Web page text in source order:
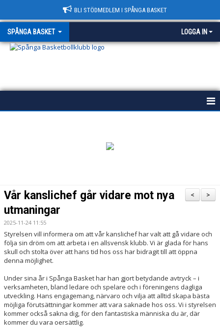
BLI STÖDMEDLEM I SPÅNGA BASKET
SPÅNGA BASKET LOGGA IN
KONTAKT & HALLAR
MEDLEMSAPP
STYRELSEN
NYHETER
VÅRA LAG/TRÄNARE
>
<
Vår kanslichef går vidare mot nya
utmaningar
2025-11-24 11:55
Styrelsen vill informera om att vår kanslichef har valt att gå vidare och
följa sin dröm om att arbeta i en allsvensk klubb. Vi är glada för hans
skull och stolta över att hans tid hos oss har bidragit till att öppna
denna möjlighet.
Under sina år i Spånga Basket har han gjort betydande avtryck – i
verksamheten, bland ledare och spelare och i föreningens dagliga
utveckling. Hans engagemang, närvaro och vilja att alltid skapa bästa
möjliga förutsättningar kommer att vara saknade hos oss. Vi i styrelsen
kommer också sakna dig, för den fantastiska människa du är, där
kommer du vara oersättlig.